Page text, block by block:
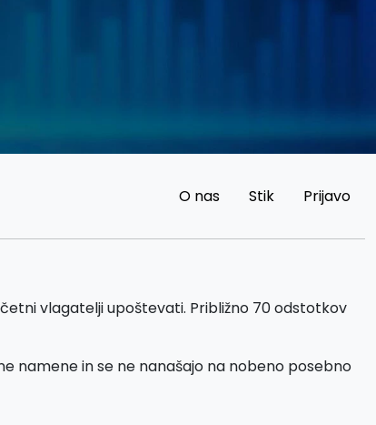
O nas Stik Prijavo
vlagatelji upoštevati. Približno 70 odstotkov
namene in se ne nanašajo na nobeno posebno